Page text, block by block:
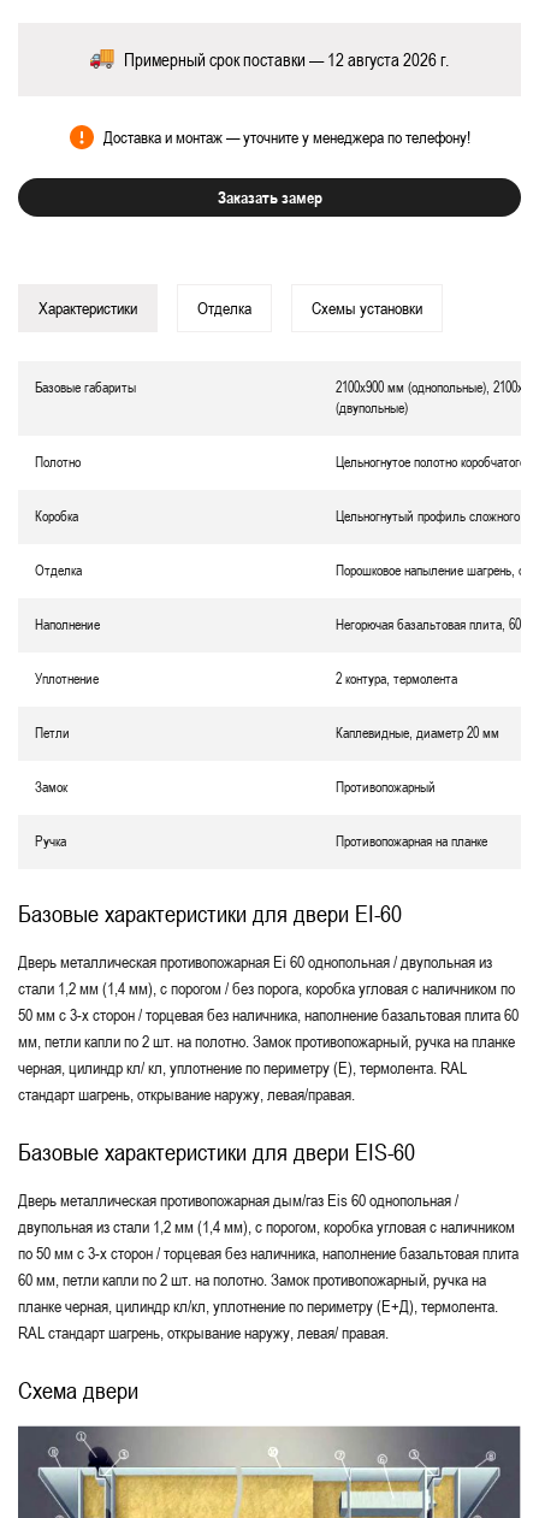
Примерный срок поставки — 12 августа 2026 г.
Доставка и монтаж — уточните у менеджера по телефону!
Заказать замер
Характеристики Отделка Схемы установки
Базовые габариты
2100х900 мм (однопольные),
(двупольные)
Полотно Цельногнутое полотно коробчатого
Коробка Цельногнутый профиль сложного
Отделка Порошковое напыление шагрень,
Наполнение Негорючая базальтовая плита, 60
Уплотнение 2 контура, термолента
Петли Каплевидные, диаметр 20 мм
Замок Противопожарный
Ручка Противопожарная на планке
Базовые характеристики для двери EI-60
Дверь металлическая противопожарная Еі 60 однопольная / двупольная из
стали 1,2 мм (1,4 мм), с порогом / без порога, коробка угловая с наличником по
50 мм с 3-х сторон / торцевая без наличника, наполнение базальтовая плита 60
мм, петли капли по 2 шт. на полотно. Замок противопожарный, ручка на планке
черная, цилиндр кл/ кл, уплотнение по периметру (Е), термолента. RAL
стандарт шагрень, открывание наружу, левая/правая.
Базовые характеристики для двери EIS-60
Дверь металлическая противопожарная дым/газ Eis 60 однопольная /
двупольная из стали 1,2 мм (1,4 мм), с порогом, коробка угловая с наличником
по 50 мм с 3-х сторон / торцевая без наличника, наполнение базальтовая плита
60 мм, петли капли по 2 шт. на полотно. Замок противопожарный, ручка на
планке черная, цилиндр кл/кл, уплотнение по периметру (Е+Д), термолента.
RAL стандарт шагрень, открывание наружу, левая/ правая.
Схема двери